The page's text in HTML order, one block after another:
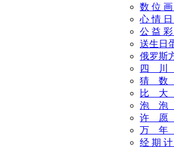
数 位
心 情
公 益
送生日
俄罗斯
四 川
猜 数
比 大
泡 泡
许 愿
万 年
经 期